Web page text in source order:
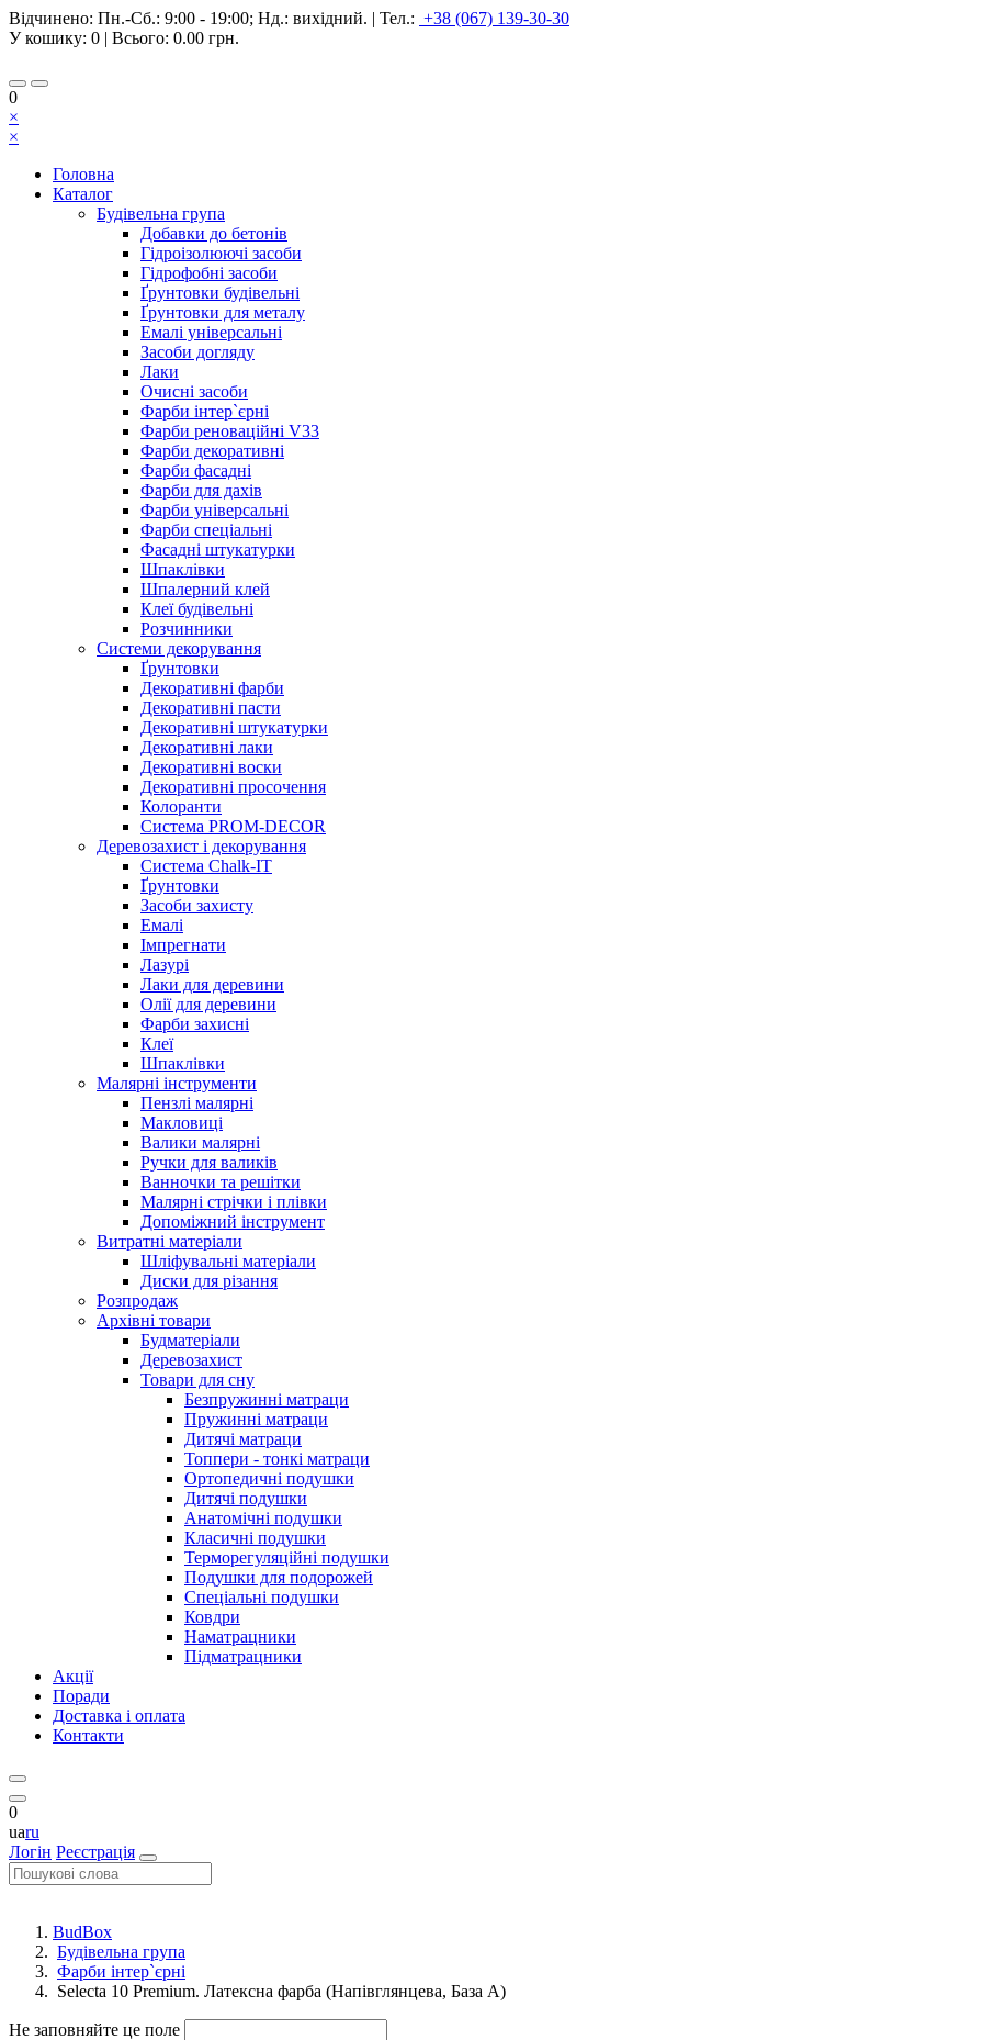
Відчинено: Пн.-Сб.: 9:00 - 19:00; Нд.: вихідний. | Тел.: +38 (067) 139-30-30
У кошику: 0 | Всього: 0.00 грн.
0
×
×
Головна
Каталог
Будівельна група
Добавки до бетонів
Гідроізолюючі засоби
Гідрофобні засоби
Ґрунтовки будівельні
Ґрунтовки для металу
Емалі універсальні
Засоби догляду
Лаки
Очисні засоби
Фарби інтер`єрні
Фарби реноваційні V33
Фарби декоративні
Фарби фасадні
Фарби для дахів
Фарби універсальні
Фарби спеціальні
Фасадні штукатурки
Шпаклівки
Шпалерний клей
Клеї будівельні
Розчинники
Системи декорування
Ґрунтовки
Декоративні фарби
Декоративні пасти
Декоративні штукатурки
Декоративні лаки
Декоративні воски
Декоративні просочення
Колоранти
Система PROM-DECOR
Деревозахист і декорування
Система Chalk-IT
Ґрунтовки
Засоби захисту
Емалі
Імпрегнати
Лазурі
Лаки для деревини
Олії для деревини
Фарби захисні
Клеї
Шпаклівки
Малярні інструменти
Пензлі малярні
Макловиці
Валики малярні
Ручки для валиків
Ванночки та решітки
Малярні стрічки і плівки
Допоміжний інструмент
Витратні матеріали
Шліфувальні матеріали
Диски для різання
Розпродаж
Архівні товари
Будматеріали
Деревозахист
Товари для сну
Безпружинні матраци
Пружинні матраци
Дитячі матраци
Топпери - тонкі матраци
Ортопедичні подушки
Дитячі подушки
Анатомічні подушки
Класичні подушки
Терморегуляційні подушки
Подушки для подорожей
Спеціальні подушки
Ковдри
Наматрацники
Підматрацники
Акції
Поради
Доставка і оплата
Контакти
0
uaru
Логін Реєстрація
BudBox
Будівельна група
Фарби інтер`єрні
Selecta 10 Premium. Латексна фарба (Напівглянцева, База А)
Не заповняйте це поле